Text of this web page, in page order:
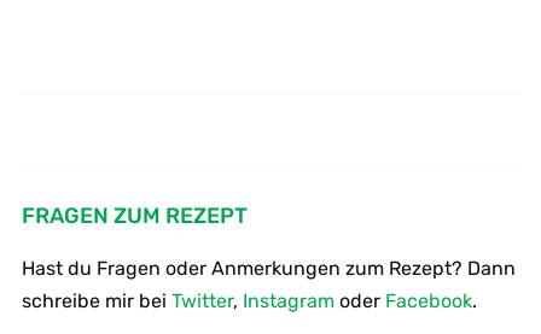
FRAGEN ZUM REZEPT
Hast du Fragen oder Anmerkungen zum Rezept? Dann
schreibe mir bei Twitter, Instagramoder Facebook.